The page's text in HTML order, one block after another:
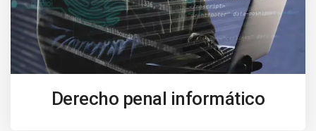
Derecho penal informático